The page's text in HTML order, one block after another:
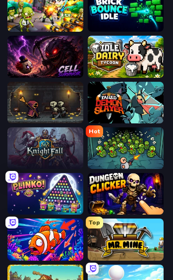
Zombies 4 Weapon Merge Brick Bounce Idle
Cell Survivor Idle Dairy Tycoon
Lost Dungeon Tailed Demon Slayer
KnightFall
Hot
Base Defence
PLINKO! Dungeon Clicker
Fish Catch Idle
Top
Mr. Mine